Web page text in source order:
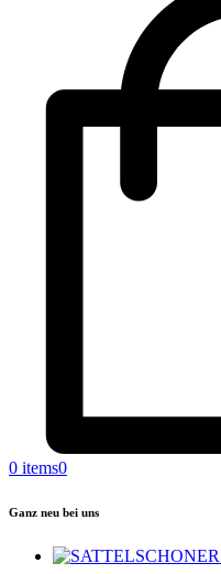
0 items0
Ganz neu bei uns